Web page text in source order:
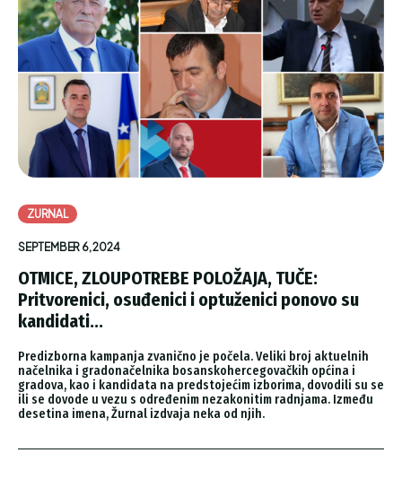
ZURNAL
SEPTEMBER 6, 2024
OTMICE, ZLOUPOTREBE POLOŽAJA, TUČE:
Pritvorenici, osuđenici i optuženici ponovo su
kandidati...
Predizborna kampanja zvanično je počela. Veliki broj aktuelnih
načelnika i gradonačelnika bosanskohercegovačkih općina i
gradova, kao i kandidata na predstojećim izborima, dovodili su se
ili se dovode u vezu s određenim nezakonitim radnjama. Između
desetina imena, Žurnal izdvaja neka od njih.